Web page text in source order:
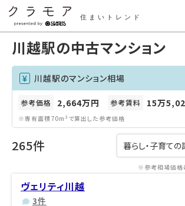
住まいトレンド
川越駅の中古マンション
川越駅のマンション相場
参考価格 2,664万円 参考賃料 15万
※専有面積70m²で算出した参考価格
265件
※参考相場価格
ヴェリティ川越
3件